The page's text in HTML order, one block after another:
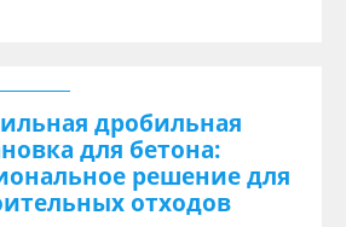
дробильная
для бетона:
решение для
отходов